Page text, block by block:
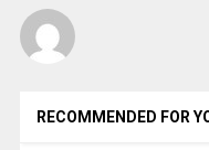
RECOMMENDED FOR